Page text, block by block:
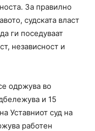
За правилно
судската власт
ги поседуваат
независност и
одржува во
и 15
Уставниот суд на
работен